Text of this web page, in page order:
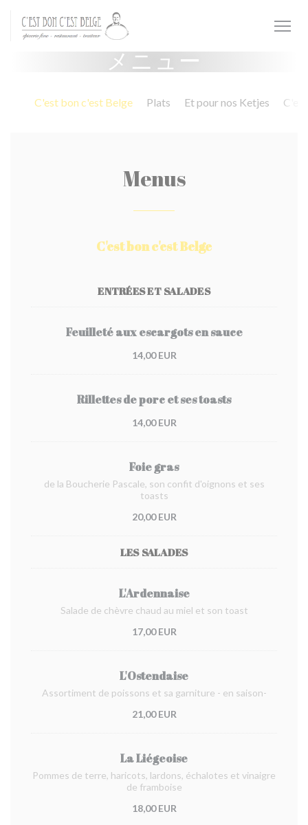
クッキー利用の管理について
メニュー
C'est bon c'est Belge Plats Et pour nos Ketjes
Menus
C'est bon c'est Belge
ENTRÉES ET SALADES
Feuilleté aux escargots en sauce
14,00 EUR
Rillettes de porc et ses toasts
14,00 EUR
Foie gras
de la Boucherie Pascale, son confit d'oignons et ses
toasts
20,00 EUR
LES SALADES
L'Ardennaise
Salade de chèvre chaud au miel et son toast
17,00 EUR
L'Ostendaise
Assortiment de poissons et sa garniture - en saison-
21,00 EUR
La Liégeoise
Pommes de terre, haricots, lardons, échalotes et vinaigre
de framboise
18,00 EUR